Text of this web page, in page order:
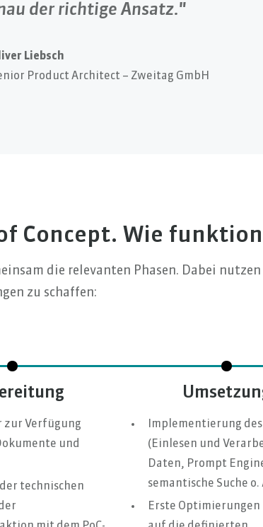
der richtige Ansatz."
Liebsch
Product Architect – Zweitag GmbH
Concept. Wie
die relevanten Phasen. Dabei
zu schaffen:
zur Verfügung
und
technischen
Implementierung des
(Einlesen und
Daten, Prompt
semantische Suche o.
Erste